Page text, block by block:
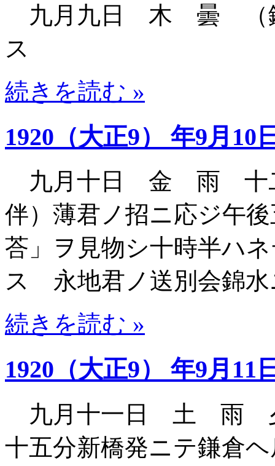
九月九日 木 曇 （
ス
続きを読む »
1920（大正9） 年9月10
九月十日 金 雨 十二
伴）薄君ノ招ニ応ジ午
荅」ヲ見物シ十時半ハ
ス 永地君ノ送別会錦水
続きを読む »
1920（大正9） 年9月11
九月十一日 土 雨
十五分新橋発ニテ鎌倉